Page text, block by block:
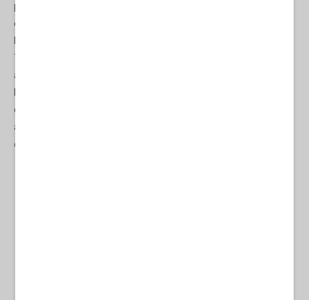
presidente, J.D.Vance, Vi si è deciso il consolidamento della
cosiddetta Rotta Internazionale di Trump per la Pace e la
Turchia, Armenia, Azerbaijan e Kazakhistan e rimpiazzerebbe un
analogo corridoio logistico, lo Zangezur, concordato con la
questa arteria strategica, sotto supervisione turca, verrebbe
affidato a un gruppo multinazionale di paesi NATO,
comprendente personale tecnico turco e statunitense.